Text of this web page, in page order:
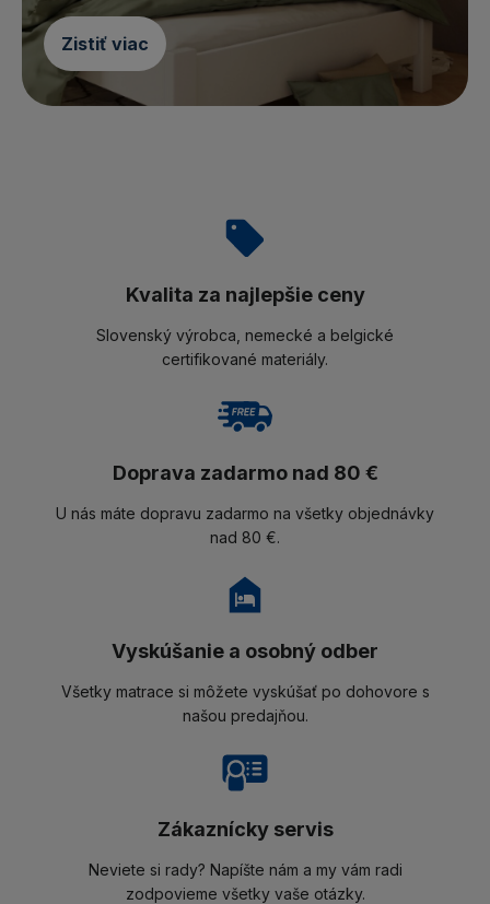
Zistiť viac
Kvalita za najlepšie ceny
Slovenský výrobca, nemecké a belgické
certifikované materiály.
Doprava zadarmo nad 80 €
U nás máte dopravu zadarmo na všetky objednávky
nad 80 €.
Vyskúšanie a osobný odber
Všetky matrace si môžete vyskúšať po dohovore s
našou predajňou.
Zákaznícky servis
Neviete si rady? Napíšte nám a my vám radi
zodpovieme všetky vaše otázky.